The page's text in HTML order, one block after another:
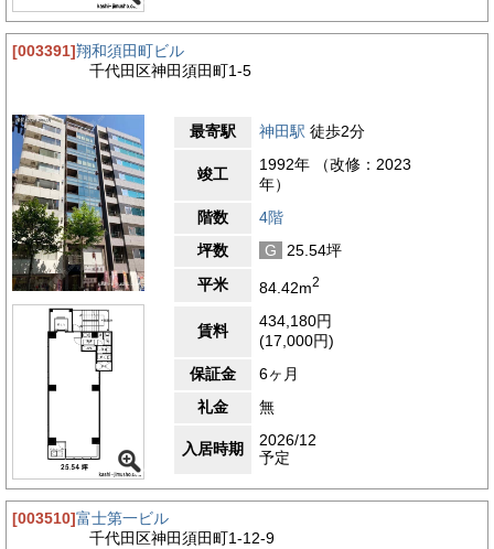
[003391]翔和須田町ビル
千代田区神田須田町1-5
最寄駅 神田駅 徒歩2分
竣工
1992年 （改修：2023
年）
階数
4階
坪数
G
25.54坪
平米
84.42m2
賃料
434,180円
(17,000円)
保証金
6ヶ月
礼金
無
入居時期
2026/12
予定
[003510]富士第一ビル
千代田区神田須田町1-12-9